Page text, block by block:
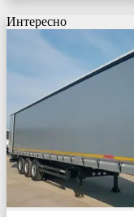
Интересно